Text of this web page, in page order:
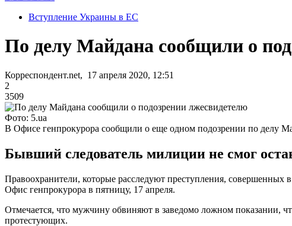
Вступление Украины в ЕС
По делу Майдана сообщили о
Корреспондент.net, 17 апреля 2020, 12:51
2
3509
Фото: 5.ua
В Офисе генпрокурора сообщили о еще одном подозрении по делу
Бывший следователь милиции не смог
Правоохранители, которые расследуют преступления,
Офис генпрокурора в пятницу, 17 апреля.
Отмечается, что мужчину обвиняют в заведомо ложном показании,
протестующих.